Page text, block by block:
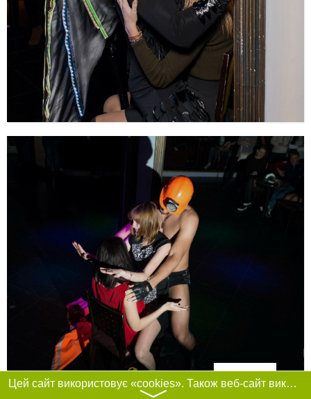
Фільтри
Цей сайт використовує «cookies». Також веб-сайт використовує інтернет-сервіс для збору технічних даних стосовно відвідувачів з метою отримання маркетингової та статистичної інформації. Умови обробки даних відвідувачів сайту див.
〉